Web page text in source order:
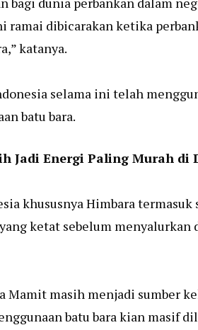
ramai dibicarakan ketika
katanya.
selama ini telah
batu bara.
Jadi Energi Paling Murah di
khususnya Himbara
ketat sebelum
Mamit masih menjadi sumber
batu bara kian masif